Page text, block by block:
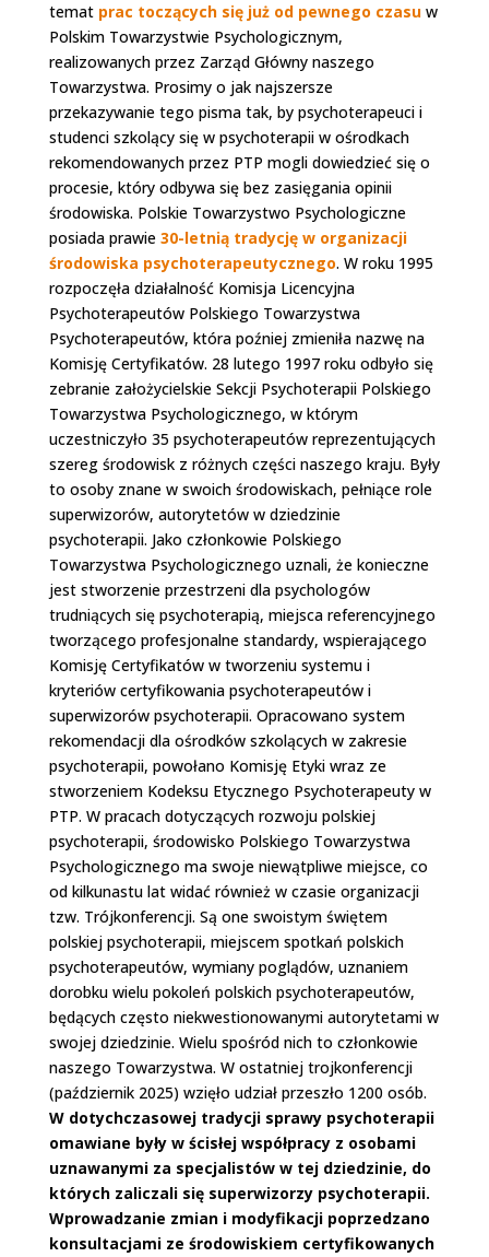
temat prac toczących się już od pewnego czasuw
Polskim Towarzystwie Psychologicznym,
realizowanych przez Zarząd Główny naszego
Towarzystwa. Prosimy o jak najszersze
przekazywanie tego pisma tak, by psychoterapeuci i
studenci szkolący się w psychoterapii w ośrodkach
rekomendowanych przez PTP mogli dowiedzieć się o
procesie, który odbywa się bez zasięgania opinii
środowiska. Polskie Towarzystwo Psychologiczne
posiada prawie 30-letnią tradycję w organizacji
środowiska psychoterapeutycznego. W roku 1995
rozpoczęła działalność Komisja Licencyjna
Psychoterapeutów Polskiego Towarzystwa
Psychoterapeutów, która poźniej zmieniła nazwę na
Komisję Certyfikatów. 28 lutego 1997 roku odbyło się
zebranie założycielskie Sekcji Psychoterapii Polskiego
Towarzystwa Psychologicznego, w którym
uczestniczyło 35 psychoterapeutów reprezentujących
szereg środowisk z różnych części naszego kraju. Były
to osoby znane w swoich środowiskach, pełniące role
superwizorów, autorytetów w dziedzinie
psychoterapii. Jako członkowie Polskiego
Towarzystwa Psychologicznego uznali, że konieczne
jest stworzenie przestrzeni dla psychologów
trudniących się psychoterapią, miejsca referencyjnego
tworzącego profesjonalne standardy, wspierającego
Komisję Certyfikatów w tworzeniu systemu i
kryteriów certyfikowania psychoterapeutów i
superwizorów psychoterapii. Opracowano system
rekomendacji dla ośrodków szkolących w zakresie
psychoterapii, powołano Komisję Etyki wraz ze
stworzeniem Kodeksu Etycznego Psychoterapeuty w
PTP. W pracach dotyczących rozwoju polskiej
psychoterapii, środowisko Polskiego Towarzystwa
Psychologicznego ma swoje niewątpliwe miejsce, co
od kilkunastu lat widać również w czasie organizacji
tzw. Trójkonferencji. Są one swoistym świętem
polskiej psychoterapii, miejscem spotkań polskich
psychoterapeutów, wymiany poglądów, uznaniem
dorobku wielu pokoleń polskich psychoterapeutów,
będących często niekwestionowanymi autorytetami w
swojej dziedzinie. Wielu spośród nich to członkowie
naszego Towarzystwa. W ostatniej trojkonferencji
(październik 2025) wzięło udział przeszło 1200 osób.
W dotychczasowej tradycji sprawy psychoterapii
omawiane były w ścisłej współpracy z osobami
uznawanymi za specjalistów w tej dziedzinie, do
których zaliczali się superwizorzy psychoterapii.
Wprowadzanie zmian i modyfikacji poprzedzano
konsultacjami ze środowiskiem certyfikowanych